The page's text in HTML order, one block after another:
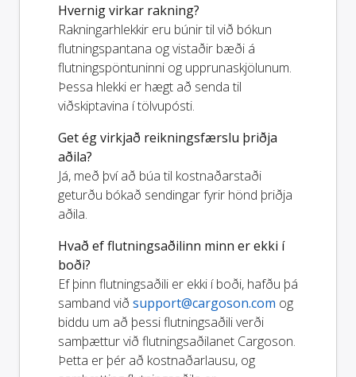
Hvernig virkar rakning?
Rakningarhlekkir eru búnir til við bókun
flutningspantana og vistaðir bæði á
flutningspöntuninni og upprunaskjölunum.
Þessa hlekki er hægt að senda til
viðskiptavina í tölvupósti.
Get ég virkjað reikningsfærslu þriðja
aðila?
Já, með því að búa til kostnaðarstaði
geturðu bókað sendingar fyrir hönd þriðja
aðila.
Hvað ef flutningsaðilinn minn er ekki í
boði?
Ef þinn flutningsaðili er ekki í boði, hafðu þá
samband við support@cargoson.com og
biddu um að þessi flutningsaðili verði
samþættur við flutningsaðilanet Cargoson.
Þetta er þér að kostnaðarlausu, og